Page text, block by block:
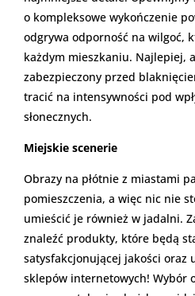
o kompleksowe wykończenie
odgrywa odporność na wilgoć,
każdym mieszkaniu. Najlepiej,
zabezpieczony przed
tracić na intensywności pod
słonecznych.
Miejskie scenerie
Obrazy na płótnie z miastami
pomieszczenia, a więc nic nie
umieścić je również w jadalni.
znaleźć produkty, które będą
satysfakcjonującej jakości oraz
sklepów internetowych! Wybór